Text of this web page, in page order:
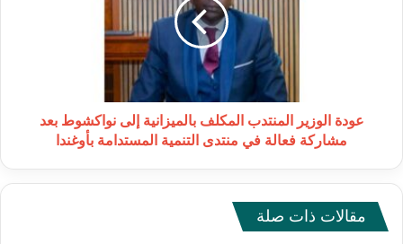
بأوغندا
عودة الوزير المنتدب المكلف بالميزانية إلى نواكشوط بعد
مشاركة فعالة في منتدى التنمية المستدامة بأوغندا
مقالات ذات صلة